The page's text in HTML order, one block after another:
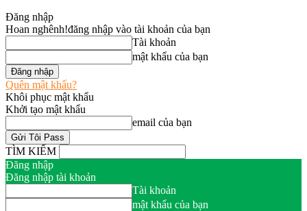
Đăng nhập
Hoan nghênh!đăng nhập vào tài khoản của bạn
Tài khoản
mật khẩu của bạn
Quên mật khẩu?
Khôi phục mật khẩu
Khởi tạo mật khẩu
email của bạn
TÌM KIẾM
Đăng nhập
Đăng nhập tài khoản
Tài khoản
mật khẩu của bạn